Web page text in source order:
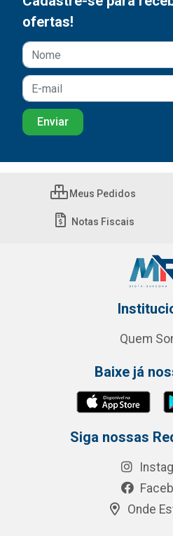
ofertas!
Meus Pedidos
Notas Fiscais
Quem
Baixe já
Siga nossas
Onde